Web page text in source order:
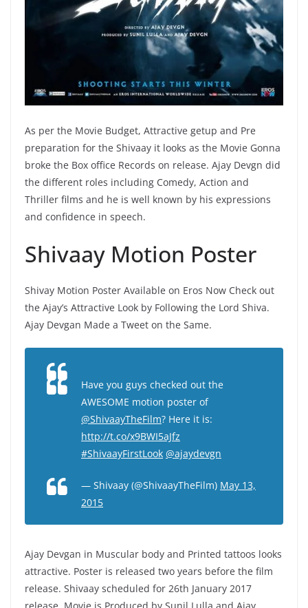
As per the Movie Budget, Attractive getup and Pre
preparation for the Shivaay it looks as the Movie Gonna
broke the Box office Records on release. Ajay Devgn did
the different roles including Comedy, Action and
Thriller films and he is well known by his expressions
and confidence in speech.
Shivaay Motion Poster
Shivay Motion Poster Available on Eros Now Check out
the Ajay’s Attractive Look by Following the Lord Shiva.
Ajay Devgan Made a Tweet on the Same.
Have you guys checked out the
AWESOME motion poster of
@ShivaayTheFilm? Here it is:
http://t.co/x9BWI5aJfz
#ShivaayFirstLook @ajaydevgn
— Shivaay (@ShivaayTheFilm) May 13,
2015
Ajay Devgan in Muscular body and Printed tattoos looks
attractive. Poster is released two years before the film
release. Shivaay scheduled for 26th January 2017
release. Movie is Produced by Sunil Lulla and Ajay